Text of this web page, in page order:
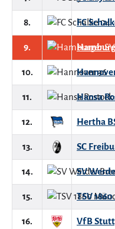
8. FC
9.
10.
11. Hansa
12. Hertha
13. SC
14. SV
15. TSV
16. VfB